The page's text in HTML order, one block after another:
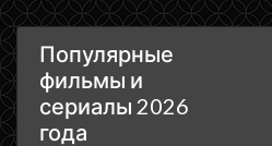
Популярные
фильмы и
сериалы 2026
года